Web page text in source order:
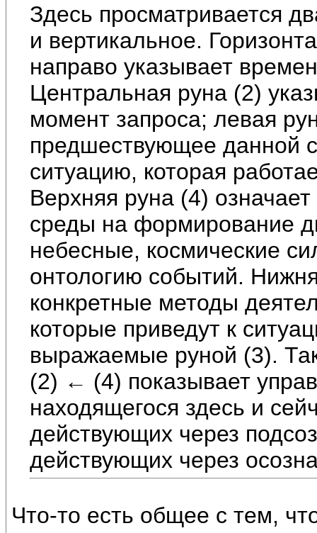
Здесь просматривается
и вертикальное.
направо указывает
Центральная руна (2)
момент запроса; левая
предшествующее данной
ситуацию, которая
Верхняя руна (4)
среды на формирование
небесные, космические
онтологию событий.
конкретные методы
которые приведут к
выражаемые руной (3).
(2) ← (4) показывает
находящегося здесь и
действующих через
действующих через
Что-то есть общее с тем,